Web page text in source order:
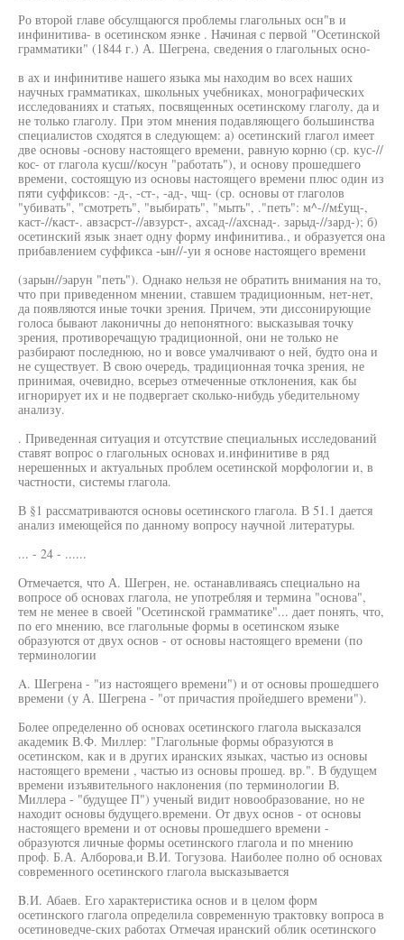
Ро второй главе обсулщаюгся проблемы глагольных осн"в и
инфинитива- в осетинском яэнке . Начиная с первой "Осетинской
грамматики" (1844 г.) А. Шегрена, сведения о глагольных осно-
в ах и инфинитиве нашего языка мы находим во всех наших
научных грамматиках, школьных учебниках, монографических
исследованиях и статьях, посвященных осетинскому глаголу, да и
не только глаголу. При этом мнения подавляющего большинства
специалистов сходятся в следующем: а) осетинский глагол имеет
две основы -основу настоящего времени, равную корню (ср. кус-//
кос- от глагола кусш//косун "работать"), и основу прошедшего
времени, состоящую из основы настоящего времени плюс один из
пяти суффиксов: -д-, -ст-, -ад-, чщ- (ср. основы от глаголов
"убивать", "смотреть", "выбирать", "мыть", ."петь": м^-//м£ущ-,
каст-//каст-. авзасрст-//авзурст-, ахсад-//ахснад-. зарыд-//зард-); б)
осетинский язык знает одну форму инфинитива., и образуется она
прибавлением суффикса -ын//-уи я основе настоящего времени
(зарын//эарун "петь"). Однако нельзя не обратить внимания на то,
что при приведенном мнении, ставшем традиционным, нет-нет,
да появляются иные точки зрения. Причем, эти диссонирующие
голоса бывают лаконичны до непонятного: высказывая точку
зрения, противоречащую традиционной, они не только не
разбирают последнюю, но и вовсе умалчивают о ней, будто она и
не существует. В свою очередь, традиционная точка зрения, не
принимая, очевидно, всерьез отмеченные отклонения, как бы
игнорирует их и не подвергает сколько-нибудь убедительному
анализу.
. Приведенная ситуация и отсутствие специальных исследований
ставят вопрос о глагольных основах и.инфинитиве в ряд
нерешенных и актуальных проблем осетинской морфологии и, в
частности, системы глагола.
В §1 рассматриваются основы осетинского глагола. В 51.1 дается
анализ имеющейся по данному вопросу научной литературы.
... - 24 - ......
Отмечается, что А. Шегрен, не. останавливаясь специально на
вопросе об основах глагола, не употребляя и термина "основа",
тем не менее в своей "Осетинской грамматике"... дает понять, что,
по его мнению, все глагольные формы в осетинском языке
образуются от двух основ - от основы настоящего времени (по
терминологии
A. Шегрена - "из настоящего времени") и от основы прошедшего
времени (у А. Шегрена - "от причастия пройедшего времени").
Более определенно об основах осетинского глагола высказался
академик В.Ф. Миллер: "Глагольные формы образуются в
осетинском, как и в других иранских языках, частью из основы
настоящего времени , частью из основы прошед. вр.". В будущем
времени изъявительного наклонения (по терминологии В.
Миллера - "будущее П") ученый видит новообразование, но не
находит основы будущего.времени. От двух основ - от основы
настоящего времени и от основы прошедшего времени -
образуются личные формы осетинского глагола и по мнению
проф. Б.А. Алборова,и В.И. Тогузова. Наиболее полно об основах
современного осетинского глагола высказывается
B.И. Абаев. Его характеристика основ и в целом форм
осетинского глагола определила современную трактовку вопроса в
осетиноведче-ских работах Отмечая иранский облик осетинского